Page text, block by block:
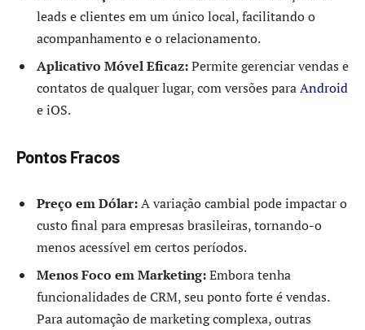
leads e clientes em um único local, facilitando o
acompanhamento e o relacionamento.
Aplicativo Móvel Eficaz:Permite gerenciar vendas e
contatos de qualquer lugar, com versões paraAndroid
e iOS.
Pontos Fracos
Preço em Dólar:A variação cambial pode impactar o
custo final para empresas brasileiras, tornando-o
menos acessível em certos períodos.
Menos Foco em Marketing:Embora tenha
funcionalidades de CRM, seu ponto forte é vendas.
Para automação de marketing complexa, outras